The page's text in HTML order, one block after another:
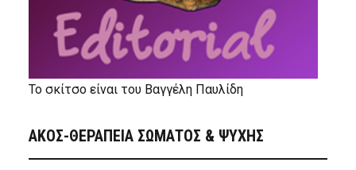
Το σκίτσο είναι του Βαγγέλη Παυλίδη
ΑΚΟΣ-ΘΕΡΑΠΕΙΑ ΣΩΜΑΤΟΣ & ΨΥΧΗΣ